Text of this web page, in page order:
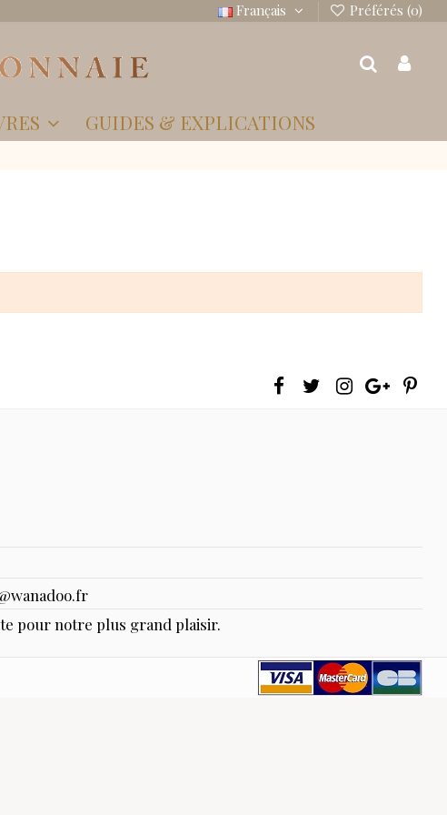
Français Préférés (0)
GUIDES & EXPLICATIONS
pour notre plus grand plaisir.